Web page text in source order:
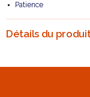
Patience
Détails du